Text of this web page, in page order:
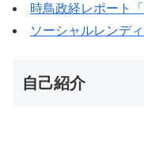
時鳥政経レポート
ソーシャルレンデ
自己紹介